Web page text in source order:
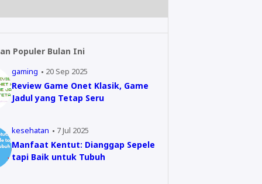
Populer Bulan Ini
gaming 20 Sep 2025
Review Game Onet Klasik, Game
Jadul yang Tetap Seru
kesehatan 7 Jul 2025
Manfaat Kentut: Dianggap Sepele
tapi Baik untuk Tubuh